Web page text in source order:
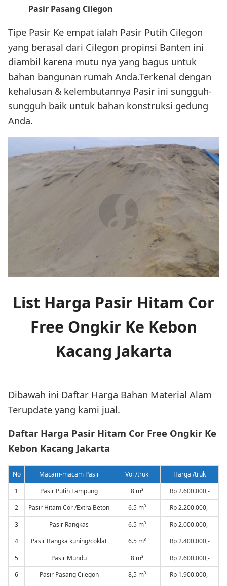
Pasir Pasang Cilegon
Tipe Pasir Ke empat ialah Pasir Putih Cilegon
yang berasal dari Cilegon propinsi Banten ini
diambil karena mutu nya yang bagus untuk
bahan bangunan rumah Anda.Terkenal dengan
kehalusan & kelembutannya Pasir ini sungguh-
sungguh baik untuk bahan konstruksi gedung
Anda.
List Harga Pasir Hitam Cor
Free Ongkir Ke Kebon
Kacang Jakarta
Dibawah ini Daftar Harga Bahan Material Alam
Terupdate yang kami jual.
Daftar Harga Pasir Hitam Cor Free Ongkir Ke
Kebon Kacang Jakarta
No Macam-macam Pasir Vol /truk
Harga /truk
1
Pasir Putih Lampung 8 m³
Rp 2.600.000,-
2
Pasir Hitam Cor /Extra Beton 6.5 m³
Rp 2.200.000,-
3
Pasir Rangkas 6.5 m³
Rp 2.000.000,-
4
Pasir Bangka kuning/coklat 6.5 m³
Rp 2.400.000,-
5
Pasir Mundu 8 m³
Rp 2.600.000,-
6
Pasir Pasang Cilegon 8,5 m³ Rp 1.900.000,-